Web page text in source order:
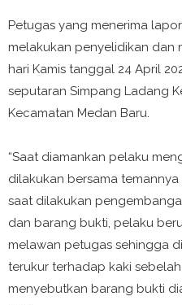
Petugas yang menerima
melakukan penyelidikan dan
hari Kamis tanggal 24 April
seputaran Simpang Ladang
Kecamatan Medan Baru.
“Saat diamankan pelaku
dilakukan bersama
saat dilakukan
dan barang bukti, pelaku
melawan petugas sehingga
terukur terhadap kaki
menyebutkan barang bukti